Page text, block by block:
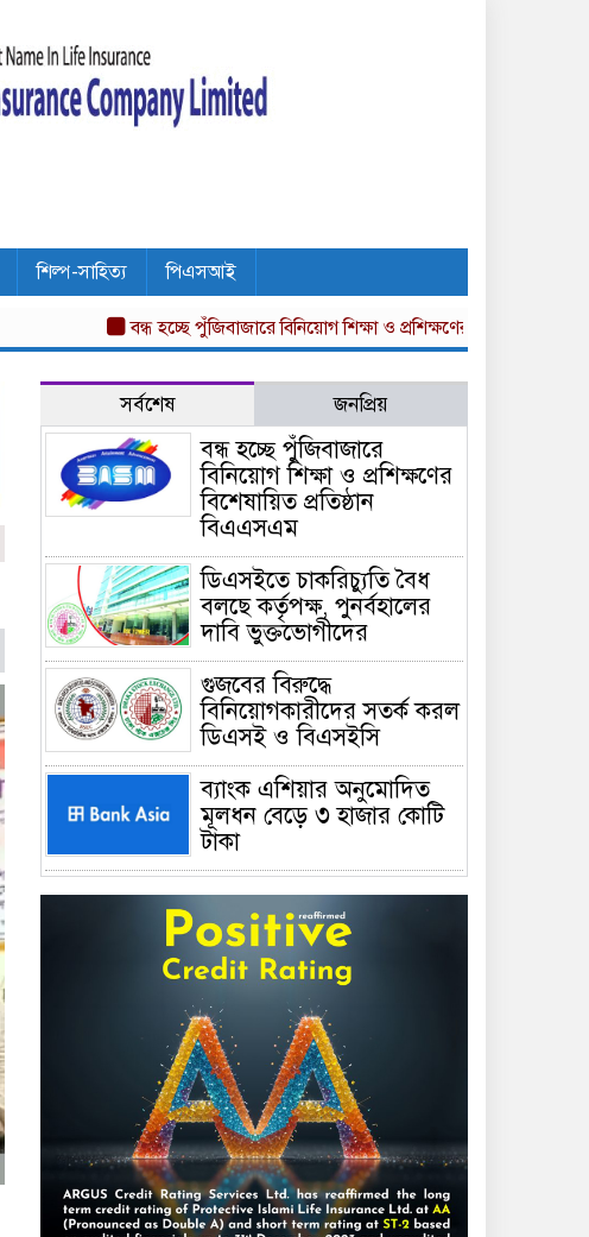
শিল্প-সাহিত্য পিএসআই
বন্ধ হচ্ছে পুঁজিবাজারে বিনিয়োগ শিক্ষা ও প্রশিক্ষণের বিশেষায়িত প্রতিষ্ঠান
সর্বশেষ জনপ্রিয়
বন্ধ হচ্ছে পুঁজিবাজারে
বিনিয়োগ শিক্ষা ও প্রশিক্ষণের
বিশেষায়িত প্রতিষ্ঠান
বিএএসএম
ডিএসইতে চাকরিচ্যুতি বৈধ
বলছে কর্তৃপক্ষ, পুনর্বহালের
দাবি ভুক্তভোগীদের
গুজবের বিরুদ্ধে
বিনিয়োগকারীদের সতর্ক করল
ডিএসই ও বিএসইসি
ব্যাংক এশিয়ার অনুমোদিত
মূলধন বেড়ে ৩ হাজার কোটি
টাকা
সোনালী ব্যাংকের পাঁচ শাখার
ঋণসীমা তুলে নিল বাংলাদেশ
ব্যাংক